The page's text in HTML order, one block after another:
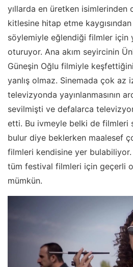
yıllarda en üretken isimlerinden
kitlesine hitap etme
söylemiyle eğlendiği filmler için
oturuyor. Ana akım seyircinin
Güneşin Oğlu filmiyle
yanlış olmaz. Sinemada çok az
televizyonda yayınlanmasının
sevilmişti ve defalarca
etti. Bu ivmeyle belki de filmleri
bulur diye beklerken maalesef
filmleri kendisine yer bulabiliyor.
tüm festival filmleri için geçerli
mümkün.